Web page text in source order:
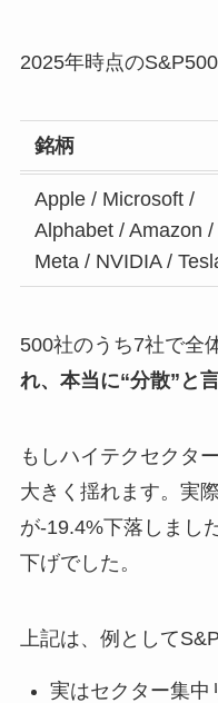
2025年時点の
銘柄
Apple / Microsoft /
Alphabet / Amazon /
Meta / NVIDIA /
500社のうち7社で全
れ、本当に“分散”と
もしハイテクセクタ
大きく揺れます。実
が-19.4%下落しまし
下げでした。
上記は、例として
実はセクター集中